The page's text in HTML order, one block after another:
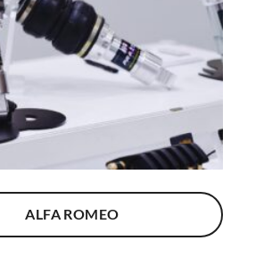
ALFA ROMEO